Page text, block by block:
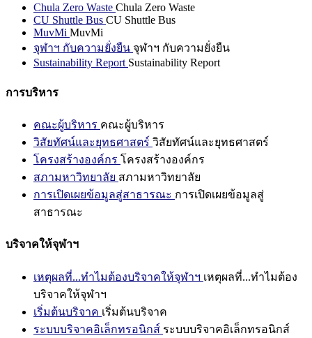
Chula Zero Waste Chula Zero Waste
CU Shuttle Bus CU Shuttle Bus
MuvMi MuvMi
จุฬาฯ กับความยั่งยืน จุฬาฯ กับความยั่งยืน
Sustainability Report Sustainability Report
การบริหาร
คณะผู้บริหาร คณะผู้บริหาร
วิสัยทัศน์และยุทธศาสตร์ วิสัยทัศน์และยุทธศาสตร์
โครงสร้างองค์กร โครงสร้างองค์กร
สภามหาวิทยาลัย สภามหาวิทยาลัย
การเปิดเผยข้อมูลสู่สาธารณะ การเปิดเผยข้อมูลสู่
สาธารณะ
บริจาคให้จุฬาฯ
เหตุผลที่...ทำไมต้องบริจาคให้จุฬาฯ เหตุผลที่...ทำไมต้อง
บริจาคให้จุฬาฯ
เริ่มต้นบริจาค เริ่มต้นบริจาค
ระบบบริจาคอิเล็กทรอนิกส์ ระบบบริจาคอิเล็กทรอนิกส์